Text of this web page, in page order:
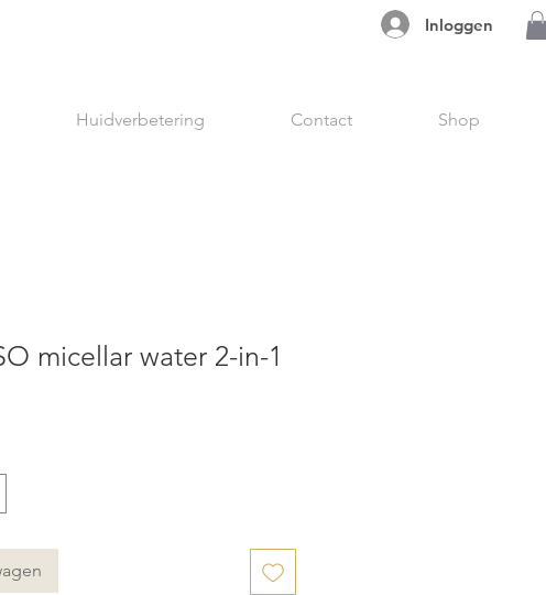
Inloggen
Huidverbetering Contact Shop
micellar water 2-in-1